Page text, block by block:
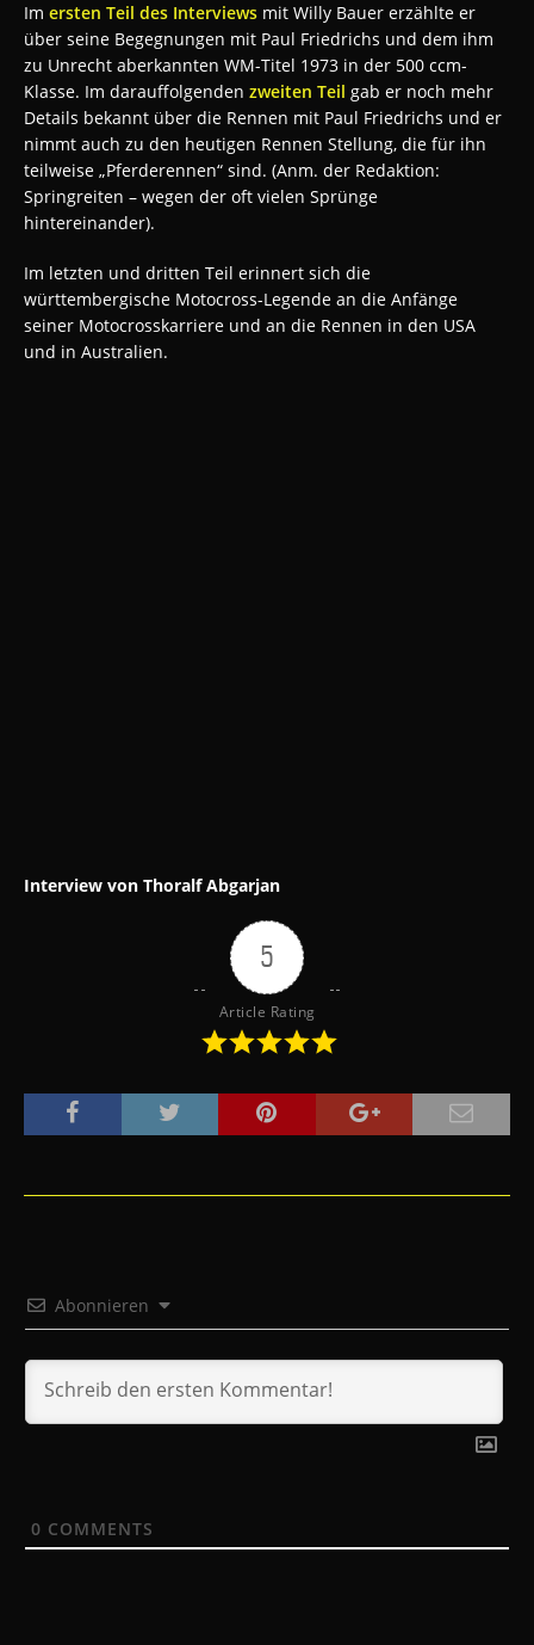
Im ersten Teil des Interviews mit Willy Bauer erzählte er
über seine Begegnungen mit Paul Friedrichs und dem ihm
zu Unrecht aberkannten WM-Titel 1973 in der 500 ccm-
Klasse. Im darauffolgenden zweiten Teil gab er noch mehr
Details bekannt über die Rennen mit Paul Friedrichs und er
nimmt auch zu den heutigen Rennen Stellung, die für ihn
teilweise „Pferderennen“ sind. (Anm. der Redaktion:
Springreiten – wegen der oft vielen Sprünge
hintereinander).
Im letzten und dritten Teil erinnert sich die
württembergische Motocross-Legende an die Anfänge
seiner Motocrosskarriere und an die Rennen in den USA
und in Australien.
Interview von Thoralf Abgarjan
5
Article Rating
Abonnieren
0 COMMENTS